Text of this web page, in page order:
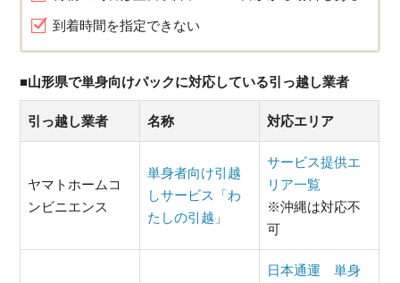
到着時間を指定できない
■山形県で単身向けパックに対応している引っ越し業者
引っ越し業者 名称 対応エリア
ヤマトホームコ
ンビニエンス
単身者向け引越
しサービス「わ
たしの引越」
サービス提供エ
リア一覧
※沖縄は対応不
可
日本通運 単身